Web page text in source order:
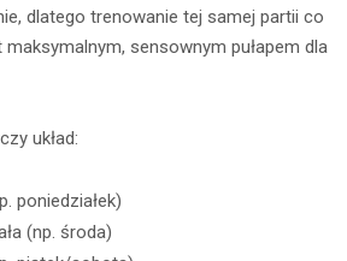
dlatego trenowanie tej samej partii co
sensownym pułapem dla
układ:
poniedziałek)
(np. środa)